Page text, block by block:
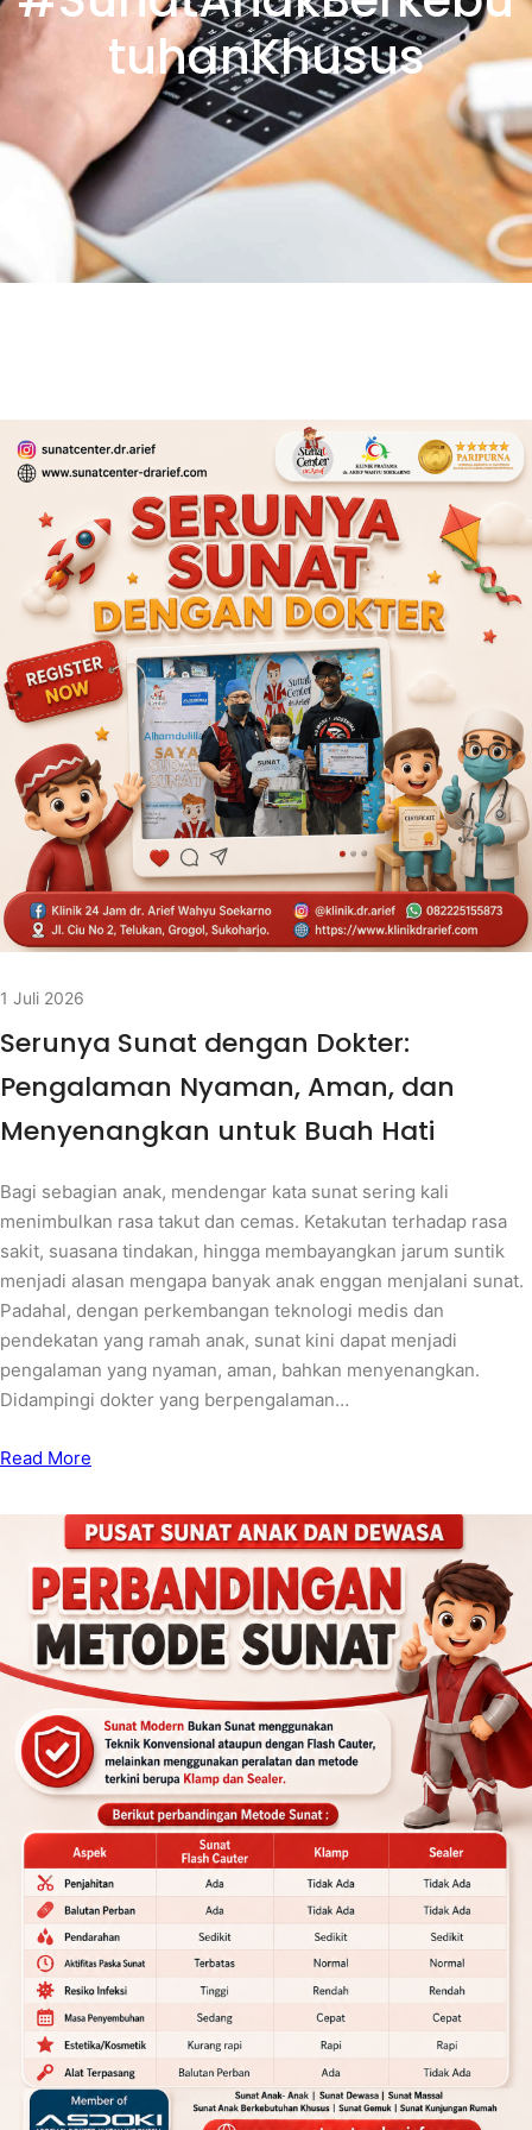
tuhanKhusus
1 Juli 2026
Serunya Sunat dengan Dokter:
Pengalaman Nyaman, Aman, dan
Menyenangkan untuk Buah Hati
Bagi sebagian anak, mendengar kata sunat sering kali
menimbulkan rasa takut dan cemas. Ketakutan terhadap rasa
sakit, suasana tindakan, hingga membayangkan jarum suntik
menjadi alasan mengapa banyak anak enggan menjalani sunat.
Padahal, dengan perkembangan teknologi medis dan
pendekatan yang ramah anak, sunat kini dapat menjadi
pengalaman yang nyaman, aman, bahkan menyenangkan.
Didampingi dokter yang berpengalaman…
Read More